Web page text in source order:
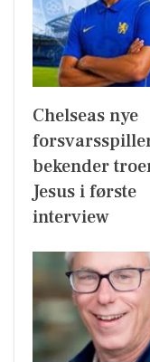
Chelseas nye
bekender
Jesus i første
interview